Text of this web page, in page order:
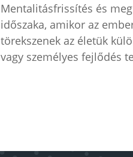
Mentalitásfrissítés és
időszaka, amikor az
törekszenek az életük
vagy személyes fejlődés